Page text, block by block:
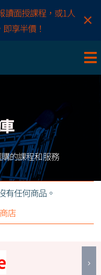
讀面授課程，或1人
享半價！
×
的課程和服務
有任何商品。
店